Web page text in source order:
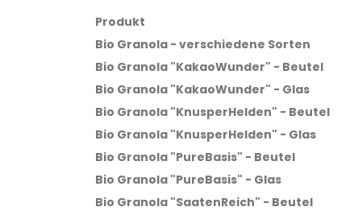
Produkt
Bio Granola - verschiedene Sorten
Bio Granola "KakaoWunder" - Beutel
Bio Granola "KakaoWunder" - Glas
Bio Granola "KnusperHelden" - Beutel
Bio Granola "KnusperHelden" - Glas
Bio Granola "PureBasis" - Beutel
Bio Granola "PureBasis" - Glas
Bio Granola "SaatenReich" - Beutel